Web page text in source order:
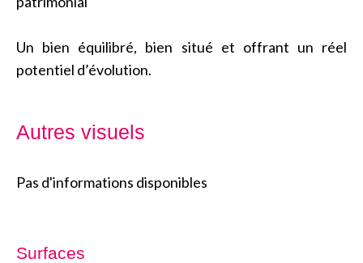
Un bien équilibré, bien situé et offrant un réel
potentiel d’évolution.
Autres visuels
Pas d'informations disponibles
Surfaces